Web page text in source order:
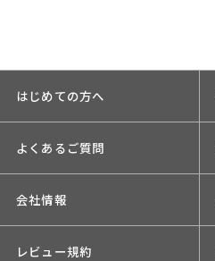
はじめての方へ
よくあるご質問
会社情報
レビュー規約